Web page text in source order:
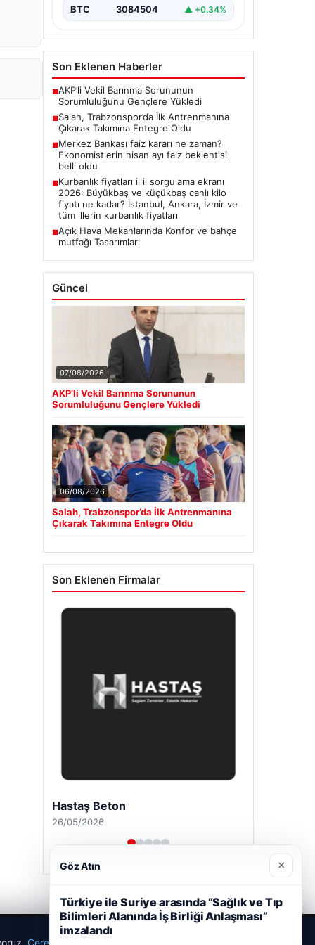
BTC 3084504 ▲ +0.34%
Son Eklenen Haberler
■AKP’li Vekil Barınma Sorununun
Sorumluluğunu Gençlere Yükledi
■Salah, Trabzonspor’da İlk Antrenmanına
Çıkarak Takımına Entegre Oldu
■Merkez Bankası faiz kararı ne zaman?
Ekonomistlerin nisan ayı faiz beklentisi
belli oldu
■Kurbanlık fiyatları il il sorgulama ekranı
2026: Büyükbaş ve küçükbaş canlı kilo
fiyatı ne kadar? İstanbul, Ankara, İzmir ve
tüm illerin kurbanlık fiyatları
■Açık Hava Mekanlarında Konfor ve bahçe
mutfağı Tasarımları
Güncel
07/08/2026
AKP’li Vekil Barınma Sorununun
Sorumluluğunu Gençlere Yükledi
06/08/2026
Salah, Trabzonspor’da İlk Antrenmanına
Çıkarak Takımına Entegre Oldu
Son Eklenen Firmalar
Hastaş Beton
26/05/2026
Çerez Politikamız
Göz Atın ×
Türkiye ile Suriye arasında “Sağlık ve Tıp
Bilimleri Alanında İş Birliği Anlaşması”
imzalandı